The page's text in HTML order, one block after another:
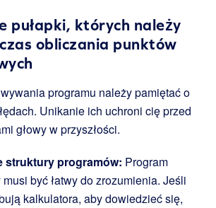
pułapki, których należy
obliczania punktów
programu należy pamiętać o
Unikanie ich uchroni cię przed
głowy w przyszłości.
struktury programów: Program
być łatwy do zrozumienia. Jeśli
kalkulatora, aby dowiedzieć się,